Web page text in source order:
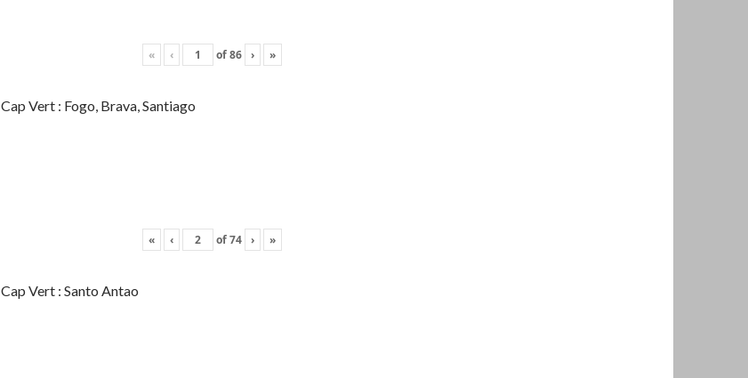
« ‹ of86 › »
Cap Vert : Fogo, Brava, Santiago
« ‹ of74 › »
Cap Vert : Santo Antao